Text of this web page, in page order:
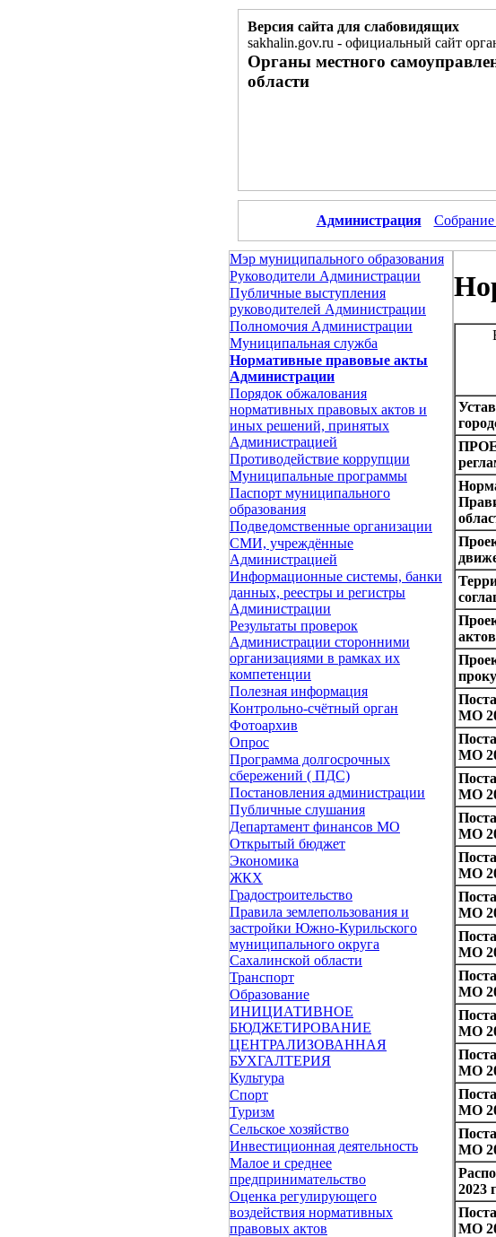
Версия сайта для слабовидящих
sakhalin.gov.ru - официальный сайт
Органы местного
области
Администрация Собрание
Мэр муниципального образования
Руководители Администрации
Публичные выступления
руководителей Администрации
Полномочия Администрации
Муниципальная служба
Нормативные правовые акты
Администрации
Порядок обжалования
нормативных правовых актов и
иных решений, принятых
Администрацией
Противодействие коррупции
Муниципальные программы
Паспорт муниципального
образования
Подведомственные организации
СМИ, учреждённые
Администрацией
Информационные системы, банки
данных, реестры и регистры
Администрации
Результаты проверок
Администрации сторонними
организациями в рамках их
компетенции
Полезная информация
Контрольно-счётный орган
Фотоархив
Опрос
Программа долгосрочных
сбережений ( ПДС)
Постановления администрации
Публичные слушания
Департамент финансов МО
Открытый бюджет
Экономика
ЖКХ
Градостроительство
Правила землепользования и
застройки Южно-Курильского
муниципального округа
Сахалинской области
Транспорт
Образование
ИНИЦИАТИВНОЕ
БЮДЖЕТИРОВАНИЕ
ЦЕНТРАЛИЗОВАННАЯ
БУХГАЛТЕРИЯ
Культура
Спорт
Туризм
Сельское хозяйство
Инвестиционная деятельность
Малое и среднее
предпринимательство
Оценка регулирующего
воздействия нормативных
правовых актов
актов
МО
МО
МО
МО
МО
МО
МО
МО
МО
МО
МО
МО
2023
МО